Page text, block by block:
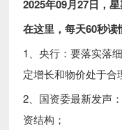
2025年09月27日，
在这里，每天60秒读
1、央行：要落实落
定增长和物价处于合
2、国资委最新发声
资结构；